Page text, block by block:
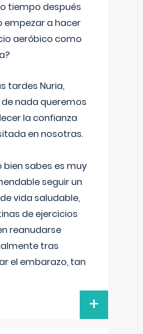
tiempo después
empezar a hacer
aeróbico como
tardes Nuria,
nada queremos
la confianza
en nosotras.
bien sabes es muy
seguir un
vida saludable,
de ejercicios
reanudarse
tras
el embarazo, tan
+